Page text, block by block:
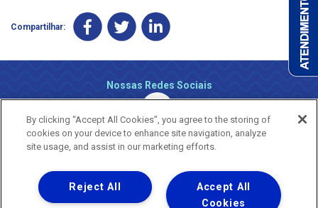
Compartilhar:
Nossas Redes Sociais
Uma empresa
Copyright ® 2026 - Todos os Direitos Reservados.
By clicking “Accept All Cookies”, you agree to the storing of
cookies on your device to enhance site navigation, analyze
site usage, and assist in our marketing efforts.
Accept All
Cookies
Reject All